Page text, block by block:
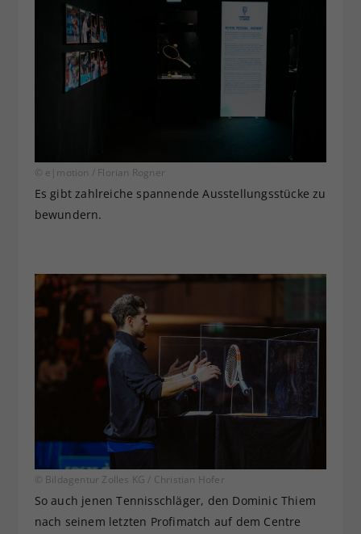
© e|motion / Florian Rogner
Es gibt zahlreiche spannende Ausstellungsstücke zu
bewundern.
© Bildagentur Zolles KG / Christian Hofer
So auch jenen Tennisschläger, den Dominic Thiem
nach seinem letzten Profimatch auf dem Centre